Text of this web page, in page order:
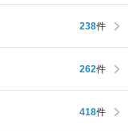
238件
262件
418件